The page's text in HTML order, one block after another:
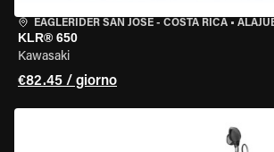
EAGLERIDER SAN JOSE - COSTA RICA •
KLR® 650
Kawasaki
€82.45 / giorno